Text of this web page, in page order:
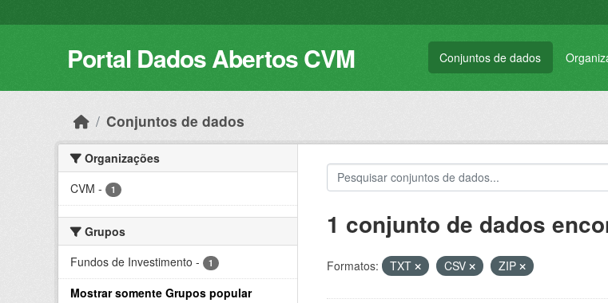
Portal Dados Abertos CVM Conjuntos de dados
Conjuntos de dados
Organizações
CVM - 1
Grupos
Fundos de Investimento - 1
Mostrar somente Grupos popular
1 conjunto de dados
Formatos: TXT CSV ZIP